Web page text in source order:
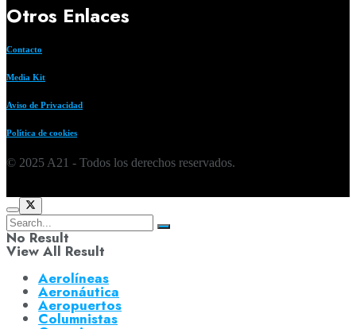
Otros Enlaces
Contacto
Media Kit
Aviso de Privacidad
Política de cookies
© 2025 A21 - Todos los derechos reservados.
No Result
View All Result
Aerolíneas
Aeronáutica
Aeropuertos
Columnistas